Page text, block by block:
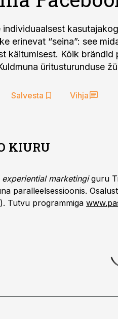
individuaalsest
erinevat “seina”: see
käitumisest. Kõik
üritusturunduse
Salvesta Vihja
KIURU
experiential marketingiguru
paralleelsessioonis.
Tutvu programmiga